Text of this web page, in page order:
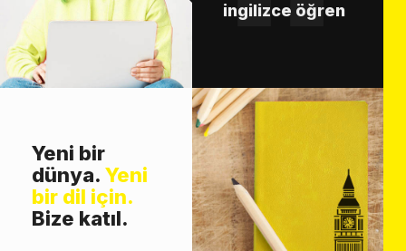
ingilizce öğren
Yeni bir
dünya. Yeni
bir dil için.
Bize katıl.